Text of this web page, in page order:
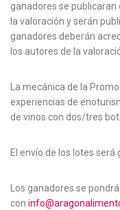
ganadores se
la valoración y serán
ganadores deberán
los autores de la
La mecánica de la
experiencias de
de vinos con dos/tres
El envío de los lotes
Los ganadores se
con